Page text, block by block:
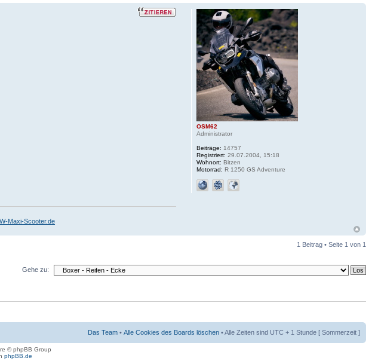
Maxi-Scooter.de
OSM62
Administrator
Beiträge: 14757
Registriert: 29.07.2004, 15:18
Wohnort: Bitzen
Motorrad: R 1250 GS Adventure
1 Beitrag • Seite 1 von 1
Gehe zu:
Das Team • Alle Cookies des Boards löschen • Alle Zeiten sind UTC + 1 Stunde [ Sommerzeit ]
© phpBB Group
phpBB.de